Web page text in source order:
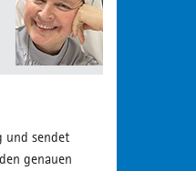
und sendet
genauen